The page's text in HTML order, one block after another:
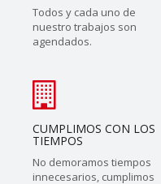
Todos y cada uno de
nuestro trabajos son
agendados.
CUMPLIMOS CON LOS
TIEMPOS
No demoramos tiempos
innecesarios, cumplimos